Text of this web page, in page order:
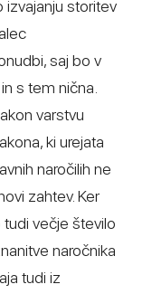
storitev
saj bo v
s tem nična.
varstvu
ki urejata
naročilih ne
zahtev. Ker
večje število
naročnika
tudi iz